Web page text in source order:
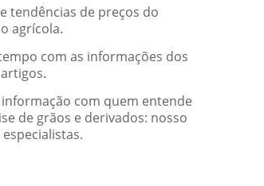
tendências de preços do
agrícola.
com as informações dos
informação com quem entende
de grãos e derivados: nosso